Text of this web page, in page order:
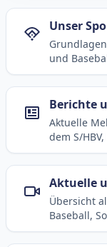
Unser
und
Berichte
Aktuelle
dem S/
Aktuelle
Übersicht
Baseball,